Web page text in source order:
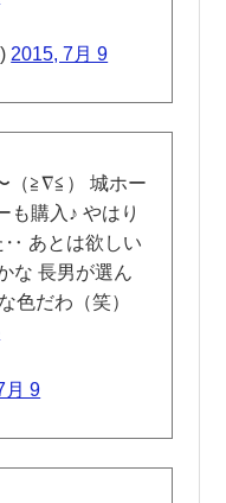
2015, 7月 9
（≧∇≦） 城ホー
も購入♪ やはり
‥ あとは欲しい
な 長男が選ん
色だわ（笑）
月 9